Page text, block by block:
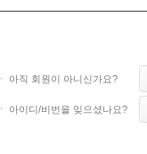
ㆍ 아직 회원이 아니신가요?
ㆍ 아이디/비번을 잊으셨나요?